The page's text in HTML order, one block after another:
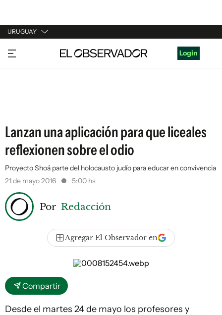
URUGUAY
URUGUAY
ARGENTINA
Login
Lanzan una aplicación para que liceales
reflexionen sobre el odio
Proyecto Shoá parte del holocausto judío para educar en convivencia
21 de mayo 2016
5:00 hs
Por Redacción
Agregar El Observador en
Compartir
Desde el martes 24 de mayo los profesores y